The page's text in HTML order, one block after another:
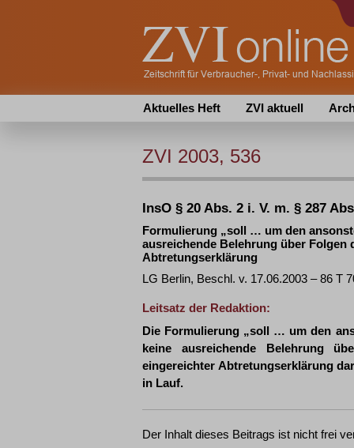
Aktuelles Heft ZVI aktuell
ZVI 2003, 536
InsO § 20 Abs. 2 i. V. m. § 287
Formulierung „soll … um den
ausreichende Belehrung über
Abtretungserklärung
LG Berlin, Beschl. v. 17.06.2003 – 86 T
Leitsatz der Redaktion:
Die Formulierung „soll … um den
keine ausreichende Belehrung
eingereichter Abtretungserklärung
in Lauf.
Der Inhalt dieses Beitrags ist nicht frei